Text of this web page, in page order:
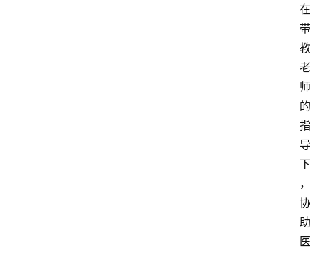
在
带
教
老
师
的
指
导
下
，
协
助
医